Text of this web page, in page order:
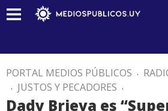
PORTAL MEDIOS PÚBLICOS .
. JUSTOS Y PECADORES .
Dady Brieva es